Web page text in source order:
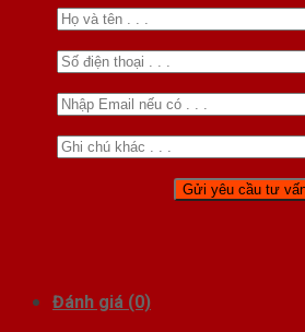
Đánh giá (0)